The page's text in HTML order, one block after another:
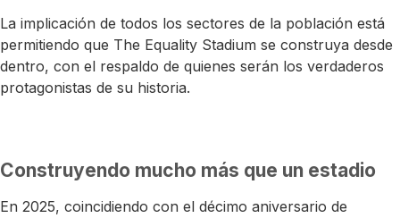
La implicación de todos los sectores de la población está
permitiendo que The Equality Stadium se construya desde
dentro, con el respaldo de quienes serán los verdaderos
protagonistas de su historia.
Construyendo mucho más que un estadio
En 2025, coincidiendo con el décimo aniversario de